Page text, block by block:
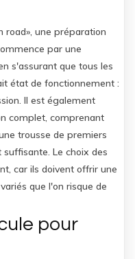
road», une préparation
par une
s'assurant que tous les
état de fonctionnement :
Il est également
complet, comprenant
trousse de premiers
Le choix des
car ils doivent offrir une
que l'on risque de
pour